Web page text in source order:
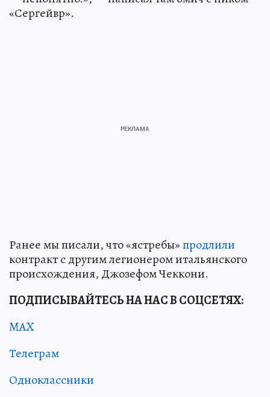
«Сергейвр».
Ранее мы писали, что «ястребы»продлили
контракт с другим легионером итальянского
происхождения, Джозефом Чеккони.
ПОДПИСЫВАЙТЕСЬ НА НАС В СОЦСЕТЯХ:
MAX
Телеграм
Одноклассники